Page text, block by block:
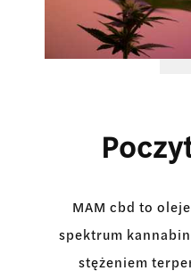
MAM cbd to
spektrum
stężeniem